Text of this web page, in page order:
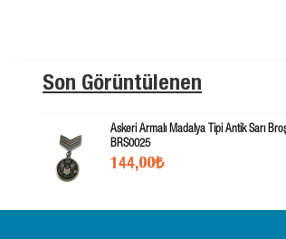
Son Görüntülenen
Askeri Armalı Madalya Tipi Antik Sarı
BRS0025
144,00₺